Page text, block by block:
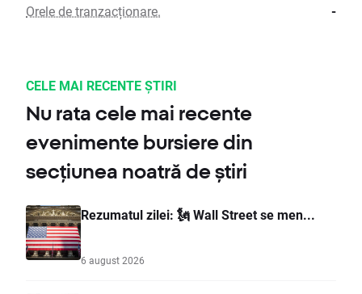
Orele de tranzacționare. -
CELE MAI RECENTE ȘTIRI
Nu rata cele mai recente
evenimente bursiere din
secțiunea noatră de știri
Rezumatul zilei: 🗽 Wall Street se men...
6 august 2026